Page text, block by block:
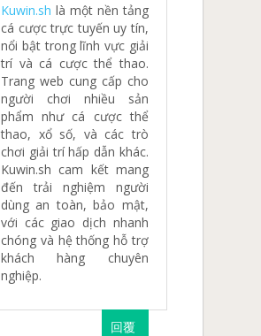
Kuwin.sh là một nền tảng
cá cược trực tuyến uy tín,
nổi bật trong lĩnh vực giải
trí và cá cược thể thao.
Trang web cung cấp cho
người chơi nhiều sản
phẩm như cá cược thể
thao, xổ số, và các trò
chơi giải trí hấp dẫn khác.
Kuwin.sh cam kết mang
đến trải nghiệm người
dùng an toàn, bảo mật,
với các giao dịch nhanh
chóng và hệ thống hỗ trợ
khách hàng chuyên
nghiệp.
回覆